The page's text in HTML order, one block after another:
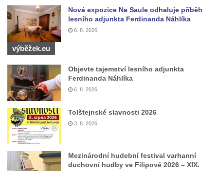
Nová expozice Na Saule odhaluje příběh
lesního adjunkta Ferdinanda Náhlíka
6. 8. 2026
výběžek.eu
Objevte tajemství lesního adjunkta
Ferdinanda Náhlíka
6. 8. 2026
Tolštejnské slavnosti 2026
3. 8. 2026
Mezinárodní hudební festival varhanní
duchovní hudby ve Filipově 2026 – XIX.